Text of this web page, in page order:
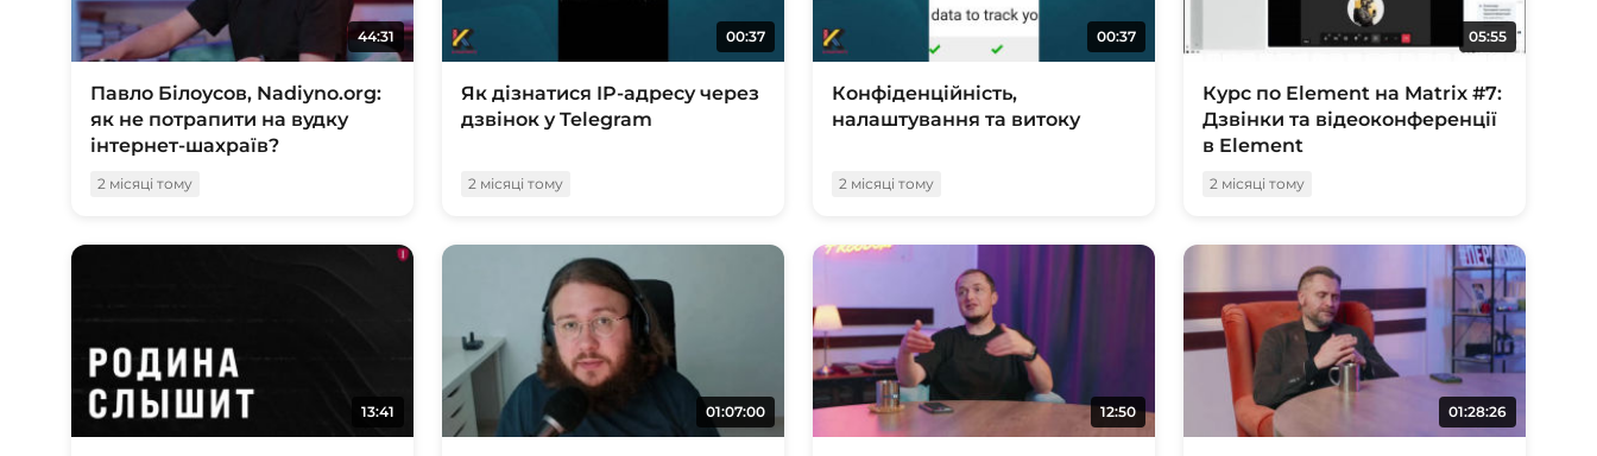
44:31
Павло Білоусов, Nadiyno.org:
як не потрапити на вудку
інтернет-шахраїв?
2 місяці тому
00:37
Як дізнатися IP-адресу через
дзвінок у Telegram
2 місяці тому
00:37
Конфіденційність,
налаштування та витоку
2 місяці тому
05:55
Курс по Element на Matrix #7:
Дзвінки та відеоконференції
в Element
2 місяці тому
13:41 01:07:00 12:50 01:28:26